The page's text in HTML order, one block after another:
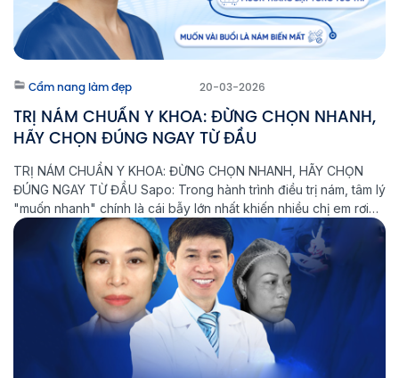
Cẩm nang làm đẹp 20-03-2026
TRỊ NÁM CHUẨN Y KHOA: ĐỪNG CHỌN NHANH,
HÃY CHỌN ĐÚNG NGAY TỪ ĐẦU
TRỊ NÁM CHUẨN Y KHOA: ĐỪNG CHỌN NHANH, HÃY CHỌN
ĐÚNG NGAY TỪ ĐẦU Sapo: Trong hành trình điều trị nám, tâm lý
"muốn nhanh" chính là cái bẫy lớn nhất khiến nhiều chị em rơi
vào vòng lặp: Điều trị - Tái phát - Nặng hơn. Tại Phòng khám
Laser Thẩm mỹ Aeslatek, chúng […]